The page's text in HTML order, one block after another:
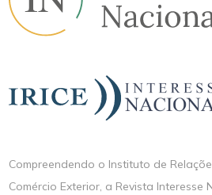
Compreendendo o Instituto de
Comércio Exterior, a Revista Interesse